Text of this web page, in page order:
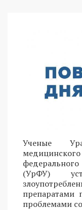
Ученые
(УрФУ)
препаратами
проблемами